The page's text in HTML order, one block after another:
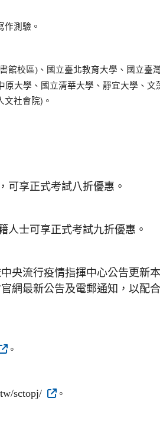
作測驗。
館校區) 、國立臺北教育大學、國立臺
大學、國立清華大學、靜宜大學、文
社會院)。
可享正式考試八折優惠。
人士可享正式考試九折優惠。
央流行疫情指揮中心公告更新本
網最新公告及電郵通知，以配合
。
sctopj/ 。